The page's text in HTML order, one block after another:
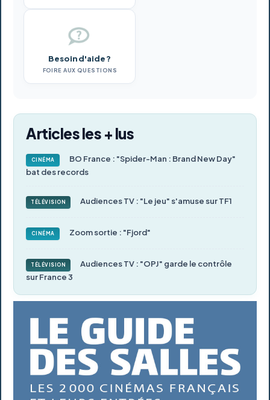
Besoin d'aide ?
FOIRE AUX QUESTIONS
Articles les + lus
CINÉMA
BO France : "Spider-Man : Brand New Day"
bat des records
TÉLÉVISION Audiences TV : "Le jeu" s'amuse sur TF1
CINÉMA Zoom sortie : "Fjord"
TÉLÉVISION
Audiences TV : "OPJ" garde le contrôle
sur France 3